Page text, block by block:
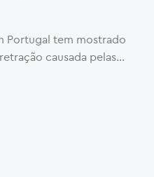
Portugal tem mostrado
causada pelas...